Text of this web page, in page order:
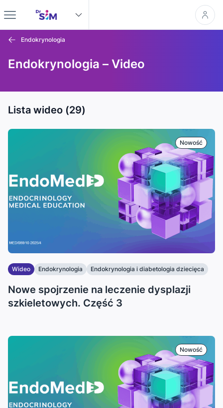
Endokrynologia
Endokrynologia – Video
Lista wideo (29)
Nowość
Wideo Endokrynologia
Endokrynologia i diabetologia dziecięca
Nowe spojrzenie na leczenie dysplazji
szkieletowych. Część 3
Nowość